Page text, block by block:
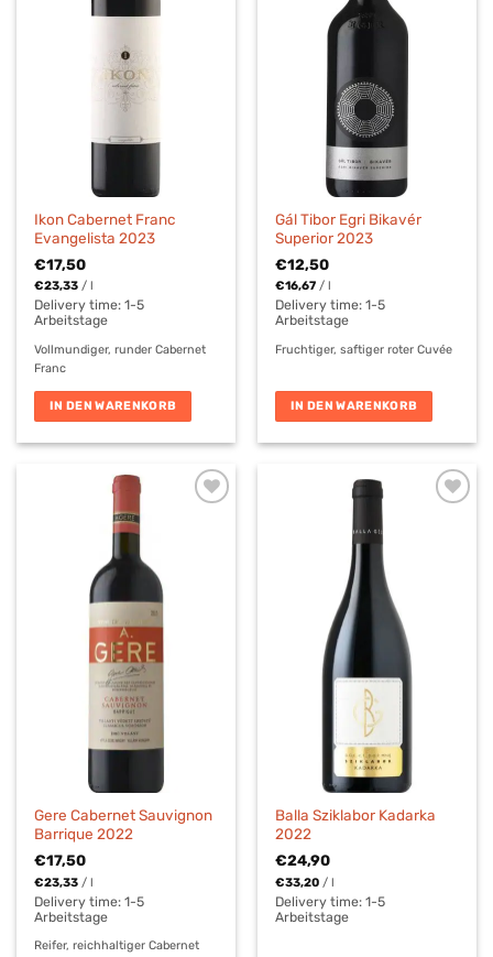
Ikon Cabernet Franc
Evangelista 2023
€17,50
€23,33 / l
Delivery time:1-5
Arbeitstage
Vollmundiger, runder Cabernet
Franc
IN DEN WARENKORB
Gál Tibor Egri Bikavér
Superior 2023
€12,50
€16,67 / l
Delivery time:1-5
Arbeitstage
Fruchtiger, saftiger roter Cuvée
IN DEN WARENKORB
Gere Cabernet Sauvignon
Barrique 2022
€17,50
€23,33 / l
Delivery time:1-5
Arbeitstage
Reifer, reichhaltiger Cabernet
Balla Sziklabor Kadarka
2022
€24,90
€33,20 / l
Delivery time:1-5
Arbeitstage